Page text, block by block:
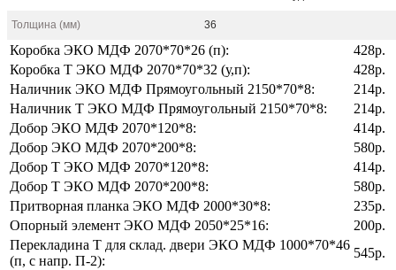
Толщина (мм) 36
Коробка ЭКО МДФ 2070*70*26 (п):
428р.
Коробка Т ЭКО МДФ 2070*70*32 (у,п):
428р.
Наличник ЭКО МДФ Прямоугольный 2150*70*8:
214р.
Наличник Т ЭКО МДФ Прямоугольный 2150*70*8:
214р.
Добор ЭКО МДФ 2070*120*8:
414р.
Добор ЭКО МДФ 2070*200*8:
580р.
Добор Т ЭКО МДФ 2070*120*8:
414р.
Добор T ЭКО МДФ 2070*200*8:
580р.
Притворная планка ЭКО МДФ 2000*30*8:
235р.
Опорный элемент ЭКО МДФ 2050*25*16:
200р.
Перекладина Т для склад. двери ЭКО МДФ 1000*70*46
(п, с напр. П-2):
545р.